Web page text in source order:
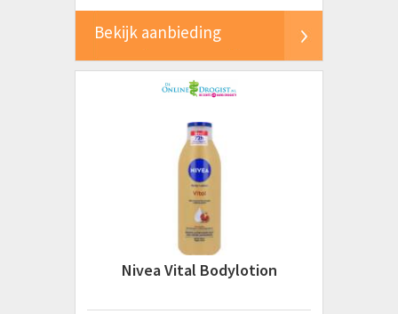
Bekijk aanbieding
Nivea Vital Bodylotion